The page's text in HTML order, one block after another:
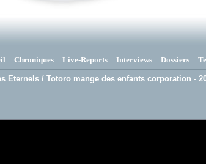
Chroniques Live-Reports Interviews Dossiers
Eternels / Totoro mange des enfants corporation -